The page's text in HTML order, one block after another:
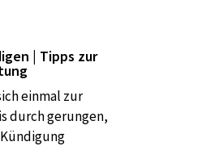
| Tipps zur
einmal zur
durch gerungen,